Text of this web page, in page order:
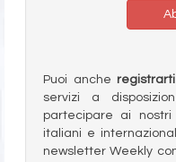
Puoi anche
servizi a
partecipare ai
italiani e
newsletter Weekly